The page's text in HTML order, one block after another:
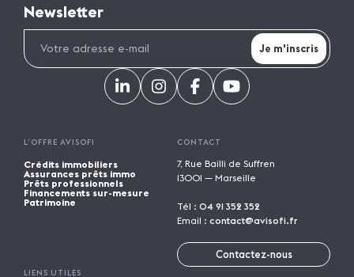
Newsletter
L’OFFRE AVISOFI
Crédits immobiliers
Assurances prêts immo
Prêts professionnels
Financements sur-mesure
Patrimoine
CONTACT
7, Rue Bailli de Suffren
13001 — Marseille
Tél : 04 91 352 352
Email : contact@avisofi.fr
Contactez-nous
LIENS UTILES